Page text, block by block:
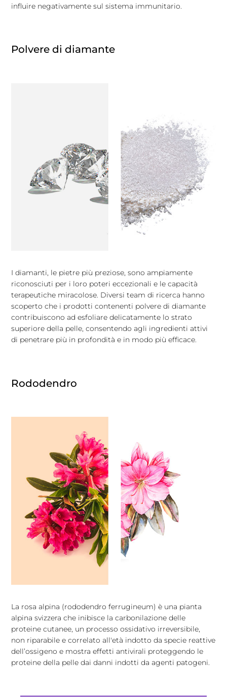
influire negativamente sul sistema immunitario.
Polvere di diamante
I diamanti, le pietre più preziose, sono ampiamente
riconosciuti per i loro poteri eccezionali e le capacità
terapeutiche miracolose. Diversi team di ricerca hanno
scoperto che i prodotti contenenti polvere di diamante
contribuiscono ad esfoliare delicatamente lo strato
superiore della pelle, consentendo agli ingredienti attivi
di penetrare più in profondità e in modo più efficace.
Rododendro
La rosa alpina (rododendro ferrugineum) è una pianta
alpina svizzera che inibisce la carbonilazione delle
proteine cutanee, un processo ossidativo irreversibile,
non riparabile e correlato all'età indotto da specie reattive
dell’ossigeno e mostra effetti antivirali proteggendo le
proteine della pelle dai danni indotti da agenti patogeni.